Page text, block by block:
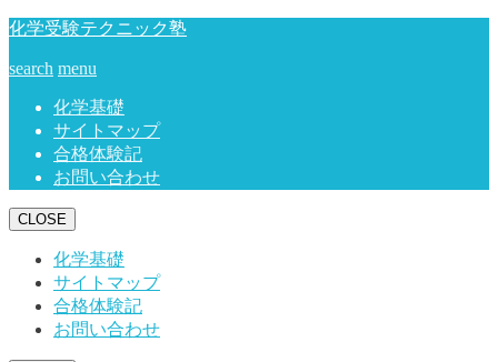
化学受験テクニック塾
search menu
化学基礎
サイトマップ
合格体験記
お問い合わせ
CLOSE
化学基礎
サイトマップ
合格体験記
お問い合わせ